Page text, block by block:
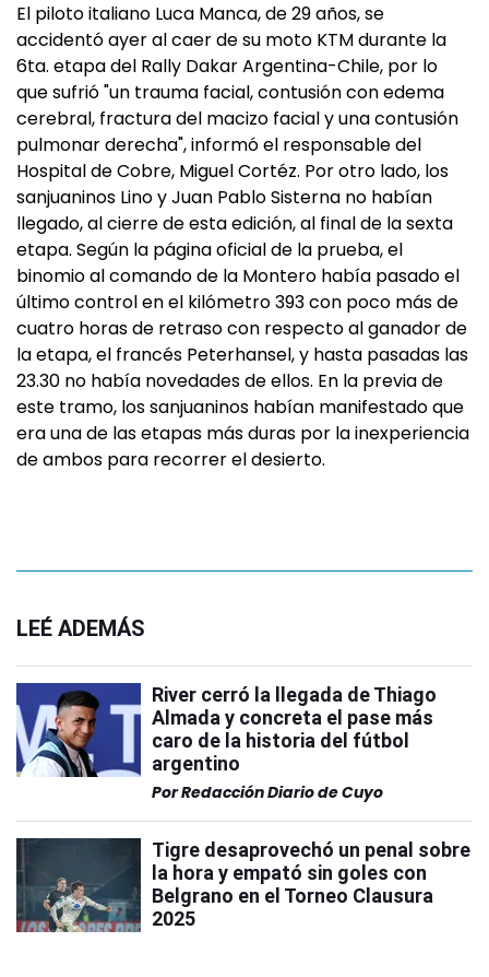
El piloto italiano Luca Manca, de 29 años, se
accidentó ayer al caer de su moto KTM durante la
6ta. etapa del Rally Dakar Argentina-Chile, por lo
que sufrió "un trauma facial, contusión con edema
cerebral, fractura del macizo facial y una contusión
pulmonar derecha", informó el responsable del
Hospital de Cobre, Miguel Cortéz. Por otro lado, los
sanjuaninos Lino y Juan Pablo Sisterna no habían
llegado, al cierre de esta edición, al final de la sexta
etapa. Según la página oficial de la prueba, el
binomio al comando de la Montero había pasado el
último control en el kilómetro 393 con poco más de
cuatro horas de retraso con respecto al ganador de
la etapa, el francés Peterhansel, y hasta pasadas las
23.30 no había novedades de ellos. En la previa de
este tramo, los sanjuaninos habían manifestado que
era una de las etapas más duras por la inexperiencia
de ambos para recorrer el desierto.
LEÉ ADEMÁS
River cerró la llegada de Thiago
Almada y concreta el pase más
caro de la historia del fútbol
argentino
PorRedacción Diario de Cuyo
Tigre desaprovechó un penal sobre
la hora y empató sin goles con
Belgrano en el Torneo Clausura
2025